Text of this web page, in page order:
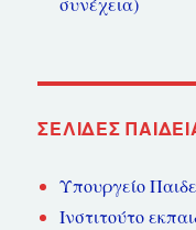
ΣΕΛΊΔΕΣ
Υπουργείο
Ινστιτούτο